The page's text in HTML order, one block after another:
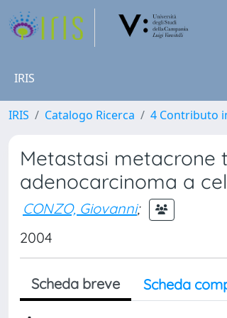
IRIS
IRIS Catalogo Ricerca 4 Contributo
Metastasi
adenocarcinoma a
CONZO, Giovanni;
2004
Scheda breve Scheda